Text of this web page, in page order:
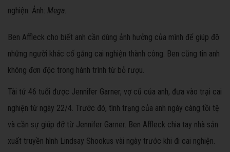
nghiện. Ảnh: Mega.
Ben Affleck cho biết anh cần dùng ảnh hưởng của mình để giúp đỡ
những người khác cố gắng cai nghiện thành công. Ben cũng tin anh
không đơn độc trong hành trình từ bỏ rượu.
Tài tử 46 tuổi được Jennifer Garner, vợ cũ của anh, đưa vào trại cai
nghiện từ ngày 22/4. Trước đó, tình trạng của anh ngày càng tồi tệ
và cần sự giúp đỡ từ Jennifer Garner. Ben Affleck chia tay nhà sản
xuất truyền hình Lindsay Shookus vài ngày trước khi đi cai nghiện.